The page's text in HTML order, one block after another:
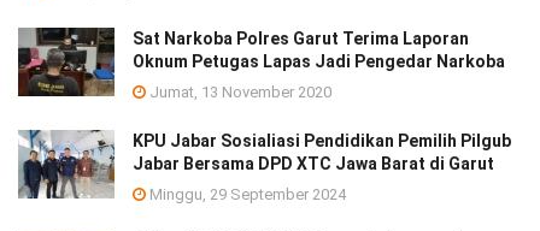
Sat Narkoba Polres Garut Terima Laporan
Oknum Petugas Lapas Jadi Pengedar Narkoba
Jumat, 13 November 2020
KPU Jabar Sosialiasi Pendidikan Pemilih Pilgub
Jabar Bersama DPD XTC Jawa Barat di Garut
Minggu, 29 September 2024